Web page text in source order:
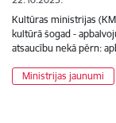
Kultūras ministrijas
kultūrā šogad -
atsaucību nekā pērn:
Ministrijas jaunumi